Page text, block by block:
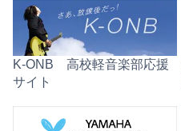
K-ONB 高校軽音楽部応援
サイト